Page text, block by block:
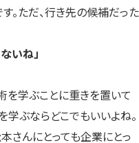
。ただ、行き先の候補だった
いね」
を学ぶことに重きを置いて
学ぶならどこでもいいよね。
さんにとっても企業にとっ